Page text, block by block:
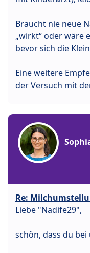
Braucht nie neue
„wirkt“ oder wäre
bevor sich die
Eine weitere
der Versuch mit
Re:
Liebe "Nadife29",
schön, dass du